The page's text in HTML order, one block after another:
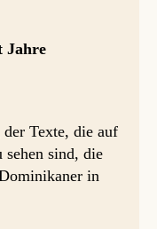
Jahre
Texte, die auf
sehen sind, die
in